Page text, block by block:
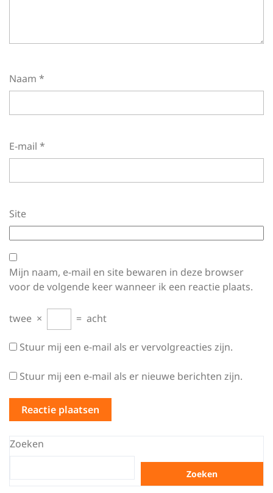
Naam *
E-mail *
Site
Mijn naam, e-mail en site bewaren in deze browser
voor de volgende keer wanneer ik een reactie plaats.
twee × = acht
Stuur mij een e-mail als er vervolgreacties zijn.
Stuur mij een e-mail als er nieuwe berichten zijn.
Zoeken
Zoeken